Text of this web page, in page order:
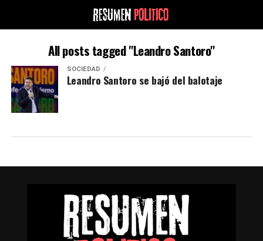
All posts tagged "Leandro Santoro"
SOCIEDAD
Leandro Santoro se bajó del balotaje